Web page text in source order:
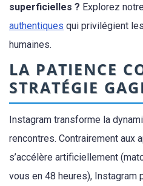
superficielles ? Explorez notre
authentiques qui privilégient
humaines.
LA PATIENCE
STRATÉGIE
Instagram transforme la
rencontres. Contrairement aux
s’accélère artificiellement
vous en 48 heures), Instagram